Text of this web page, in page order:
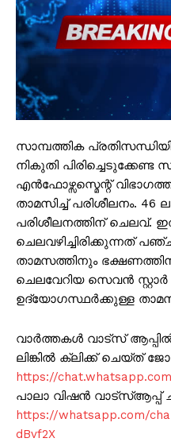
സാമ്പത്തിക
നികുതി
എൻഫോഴ്സസ്മെന്റ്
താമസിച്ച് പരിശീലനം.
പരിശീലനത്തിന് ചെലവ്.
ചെലവഴിച്ചിരിക്കുന്നത്
താമസത്തിനും
ചെലവേറിയ സെവൻ
ഉദ്യോഗസ്ഥർക്കുള്ള
വാർത്തകൾ വാട്സ്
ലിങ്കിൽ ക്ലിക്ക് ചെയ്ത്
https://
പാലാ വിഷൻ വാട്സ്ആപ്പ്
https://whatsapp.com/
dBvf2X